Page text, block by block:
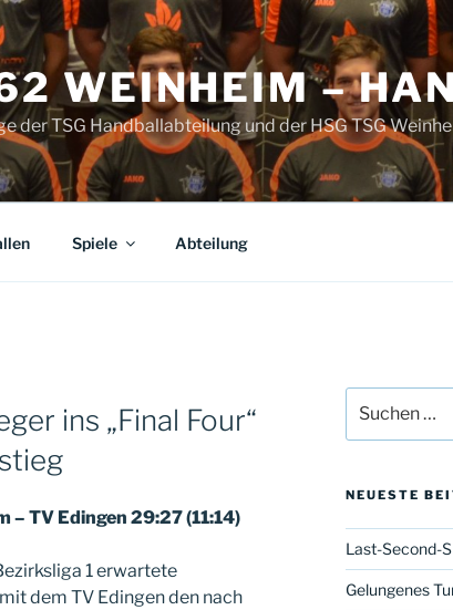
WEINHEIM –
der TSG Handballabteilung und der HSG TSG
Spiele Abteilung
ins „Final Four“
– TV Edingen 29:27 (11:14)
1 erwartete
dem TV Edingen den nach
nach:
NEUESTE
Last-Second-
Gelungenes